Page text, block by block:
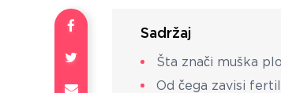
Sadržaj
Šta znači muška
Od čega zavisi